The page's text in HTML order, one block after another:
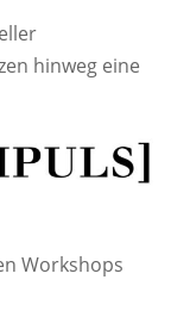
hinweg eine
Workshops